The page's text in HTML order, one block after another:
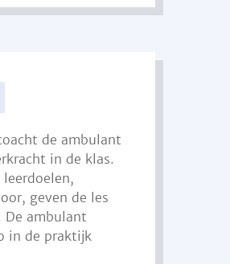
de ambulant
in de klas.
leerdoelen,
geven de les
De ambulant
in de praktijk